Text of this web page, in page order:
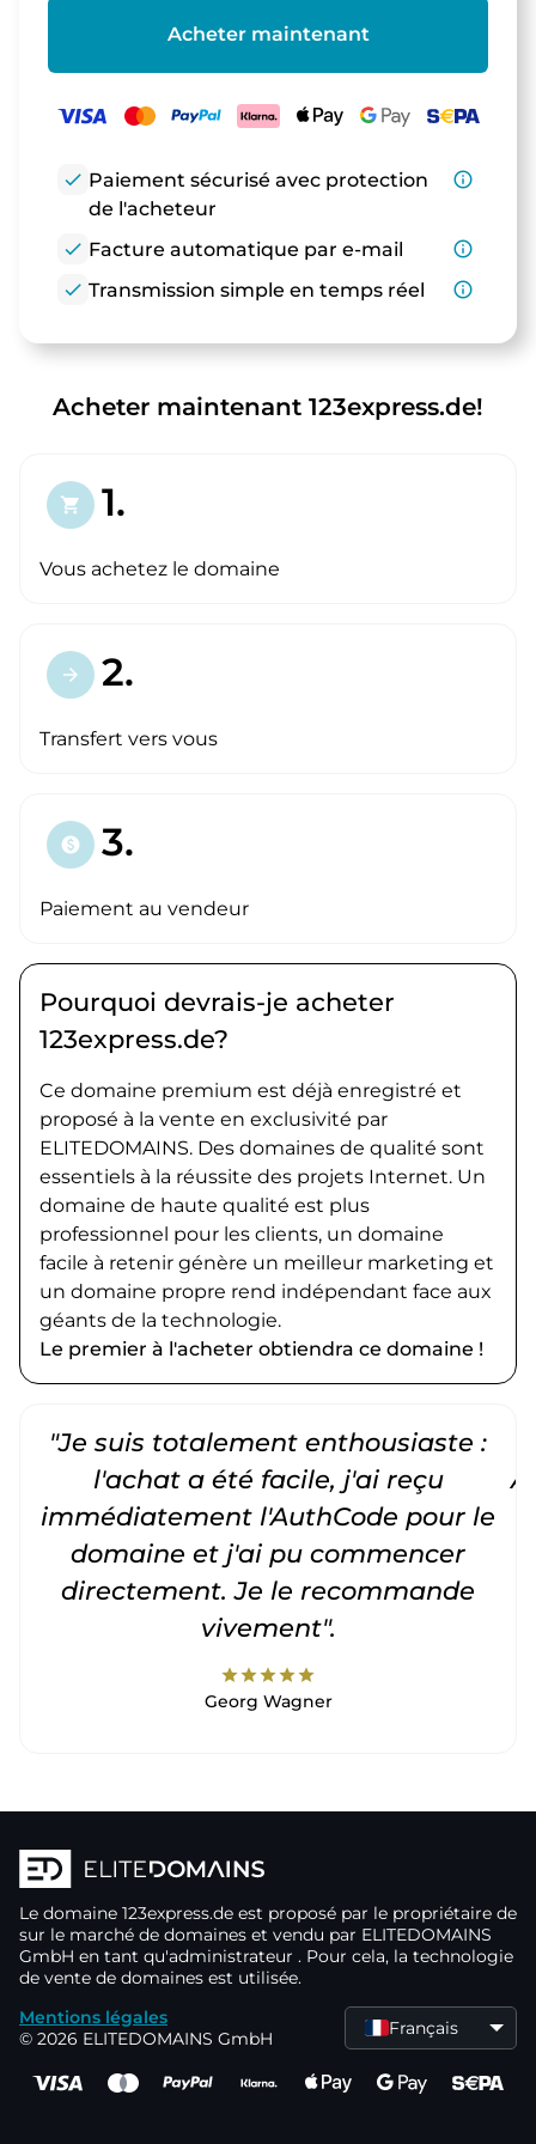
Acheter maintenant
check Paiement sécurisé avec protection
de l'acheteur
info_outline
check Facture automatique par e-mail
info_outline
check Transmission simple en temps réel info_outline
Acheter maintenant 123express.de!
shopping_cart 1.
Vous achetez le domaine
arrow_forward 2.
Transfert vers vous
paid 3.
Paiement au vendeur
Pourquoi devrais-je acheter
123express.de?
Ce domaine premium est déjà enregistré et
proposé à la vente en exclusivité par
ELITEDOMAINS. Des domaines de qualité sont
essentiels à la réussite des projets Internet. Un
domaine de haute qualité est plus
professionnel pour les clients, un domaine
facile à retenir génère un meilleur marketing et
un domaine propre rend indépendant face aux
géants de la technologie.
Le premier à l'acheter obtiendra ce domaine !
"Je suis totalement enthousiaste :
l'achat a été facile, j'ai reçu
immédiatement l'AuthCode pour le
domaine et j'ai pu commencer
directement. Je le recommande
vivement".
starstarstarstarstar
Georg Wagner
Le domaine 123express.de est proposé par le propriétaire de
sur le marché de domaines et vendu par ELITEDOMAINS
GmbH en tant qu'administrateur . Pour cela, la technologie
de vente de domaines est utilisée.
Mentions légales
© 2026 ELITEDOMAINS GmbH
Français